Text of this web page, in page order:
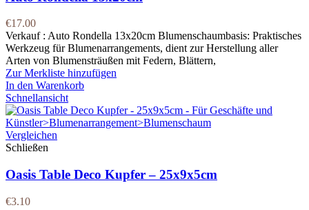
€17.00
Verkauf : Auto Rondella 13x20cm Blumenschaumbasis: Praktisches
Werkzeug für Blumenarrangements, dient zur Herstellung aller
Arten von Blumensträußen mit Federn, Blättern,
Zur Merkliste hinzufügen
In den Warenkorb
Schnellansicht
Vergleichen
Schließen
Oasis Table Deco Kupfer – 25x9x5cm
€3.10